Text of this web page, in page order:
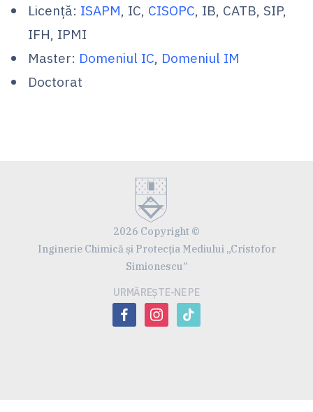
Licență: ISAPM, IC, CISOPC, IB, CATB, SIP,
IFH, IPMI
Master: Domeniul IC, Domeniul IM
Doctorat
2026 Copyright ©
Inginerie Chimică și Protecția Mediului „Cristofor
Simionescu”
URMĂREȘTE-NE PE
facebookinstagram
tiktok